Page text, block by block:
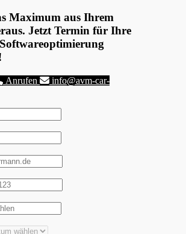
Maximum aus Ihrem
Jetzt Termin für Ihre
Anrufen
info@avm-car-